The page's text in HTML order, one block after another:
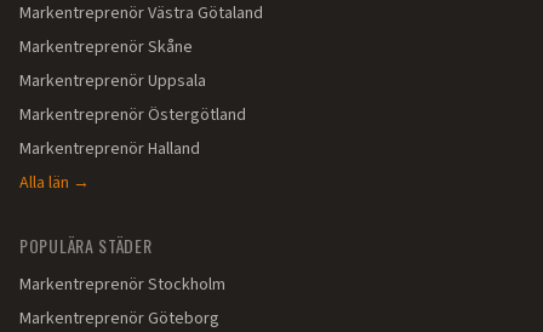
MarkentreprenörVästra Götaland
MarkentreprenörSkåne
MarkentreprenörUppsala
MarkentreprenörÖstergötland
MarkentreprenörHalland
Alla län →
POPULÄRA STÄDER
MarkentreprenörStockholm
MarkentreprenörGöteborg